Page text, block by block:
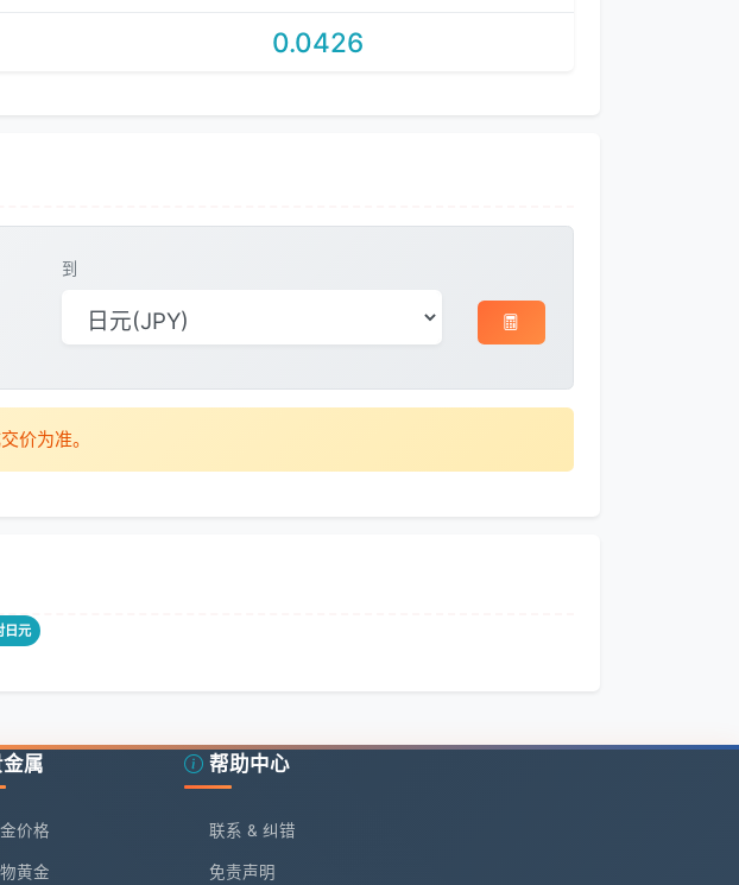
0.0426
到
价为准。
日元
属
价格
黄金
帮助中心
联系 & 纠错
免责声明